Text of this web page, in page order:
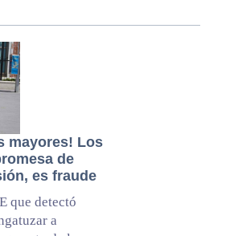
mayores! Los
de
es fraude
que detectó
a